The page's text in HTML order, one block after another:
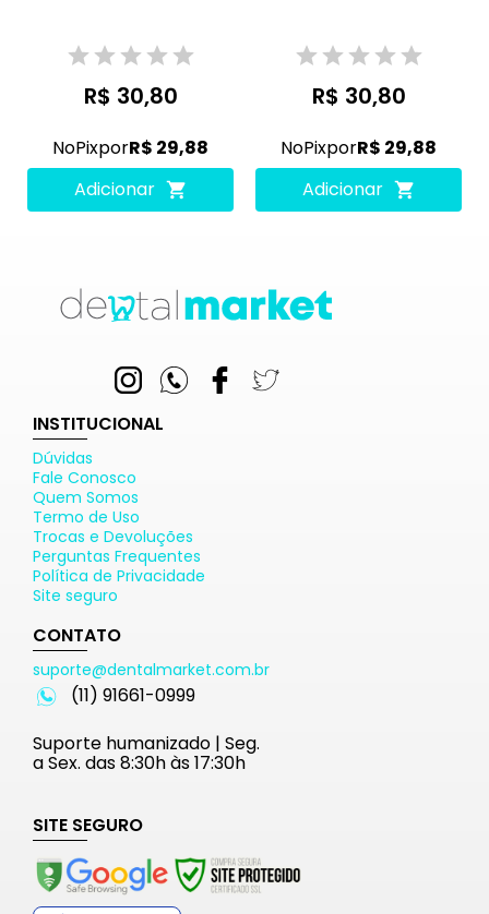
R$ 30,80
NoPixporR$ 29,88
Adicionar
R$ 30,80
NoPixporR$ 29,88
Adicionar
INSTITUCIONAL
Dúvidas
Fale Conosco
Quem Somos
Termo de Uso
Trocas e Devoluções
Perguntas Frequentes
Política de Privacidade
Site seguro
CONTATO
suporte@dentalmarket.com.br
(11) 91661-0999
Suporte humanizado | Seg.
a Sex. das 8:30h às 17:30h
SITE SEGURO